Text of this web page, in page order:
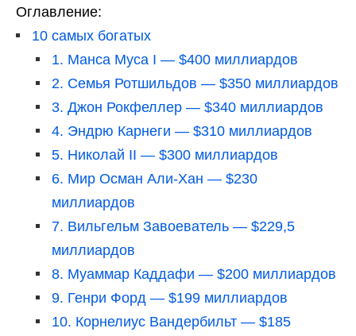
Оглавление:
10 самых богатых
1. Манса Муса I — $400 миллиардов
2. Семья Ротшильдов — $350 миллиардов
3. Джон Рокфеллер — $340 миллиардов
4. Эндрю Карнеги — $310 миллиардов
5. Николай II — $300 миллиардов
6. Мир Осман Али-Хан — $230
миллиардов
7. Вильгельм Завоеватель — $229,5
миллиардов
8. Муаммар Каддафи — $200 миллиардов
9. Генри Форд — $199 миллиардов
10. Корнелиус Вандербильт — $185